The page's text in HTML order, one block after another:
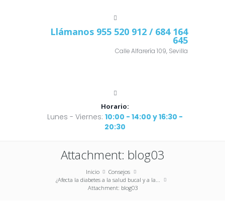
Llámanos 955 520 912 / 684 164
645
Calle Alfarería 109, Sevilla
Horario:
Lunes - Viernes: 10:00 - 14:00 y 16:30 -
20:30
Attachment: blog03
Inicio
Consejos
¿Afecta la diabetes a la salud bucal y a la...
Attachment: blog03